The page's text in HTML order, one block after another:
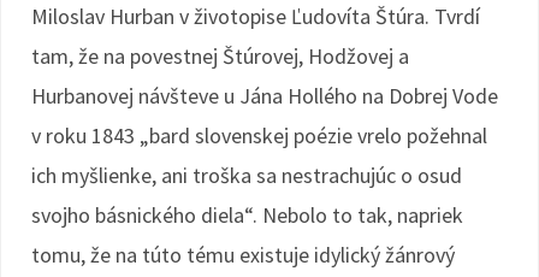
Miloslav Hurban v životopise Ľudovíta Štúra. Tvrdí
tam, že na povestnej Štúrovej, Hodžovej a
Hurbanovej návšteve u Jána Hollého na Dobrej Vode
v roku 1843 „bard slovenskej poézie vrelo požehnal
ich myšlienke, ani troška sa nestrachujúc o osud
svojho básnického diela“. Nebolo to tak, napriek
tomu, že na túto tému existuje idylický žánrový